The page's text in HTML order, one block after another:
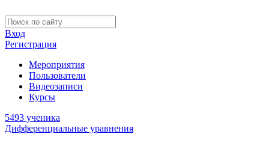
Вход
Регистрация
Мероприятия
Пользователи
Видеозаписи
Курсы
5493 ученика
Дифференциальные уравнения